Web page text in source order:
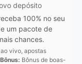
depósito
100% no seu
um pacote de
chances.
vivo, apostas
Bônus: Bônus de boas-